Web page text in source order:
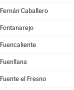
Fernán Caballero
Fontanarejo
Fuencaliente
Fuenllana
Fuente el Fresno